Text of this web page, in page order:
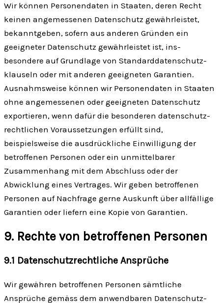
Wir können Personen­daten in Staaten, deren Recht
keinen angemessenen Daten­schutz gewähr­leistet,
bekannt­geben, sofern aus anderen Gründen ein
geeigneter Daten­schutz gewähr­leistet ist, ins­
besondere auf Grund­lage von Standard­datenschutz­
klauseln oder mit anderen geeigneten Garantien.
Ausnahms­weise können wir Personen­daten in Staaten
ohne angemessenen oder geeigneten Daten­schutz
exportieren, wenn dafür die besonderen daten­schutz­
rechtlichen Voraus­setzungen erfüllt sind,
beispielsweise die ausdrückliche Ein­willigung der
betroffenen Personen oder ein unmittelbarer
Zusammen­hang mit dem Abschluss oder der
Abwicklung eines Vertrages. Wir geben betroffenen
Personen auf Nachfrage gerne Auskunft über allfällige
Garantien oder liefern eine Kopie von Garantien.
9. Rechte von betroffenen Personen
9.1 Daten­schutz­rechtliche Ansprüche
Wir gewähren betroffenen Personen sämt­liche
Ansprüche gemäss dem anwendbaren Daten­schutz­